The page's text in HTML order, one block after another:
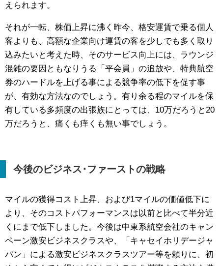
えられます。
それが一転、株価上昇に沸く昨今、格安運賃で乗る個人
客よりも、高額な企業向け運賃の客を少しでも多く取り
込みたいと考えた時、そのサービス向上には、ラウンジ
混雑の要因ともなりうる「平会員」の追放や、特典航空
券のハードルを上げる事による競争率の低下を促す事
が、有効な方法なのでしょう。有り余る程のマイルを保
有している多頻度の出張族にとっては、10万だろうと20
万だろうと、痛くも痒くも無い事でしょう。
今後のビジネス･ファーストの戦略
マイルの獲得コスト上昇、および1マイルの価値低下に
より、そのコストパフォーマンスは以前と比べて半分近
くにまで低下しました。今後は中東系航空会社のキャン
ペーン激安ビジネスクラスや、「キャセイホリデージャ
パン」による激安ビジネスクラスツアー等を頼りに、初